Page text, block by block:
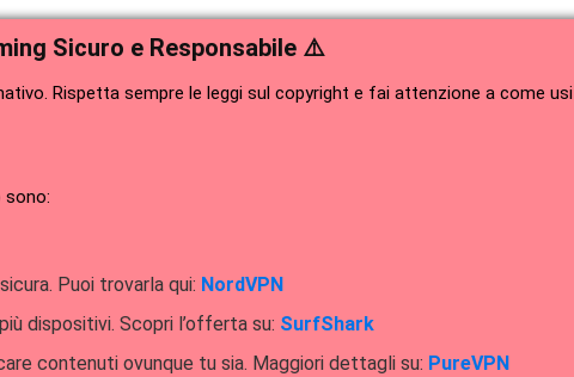
Sicuro e Responsabile ⚠️
Rispetta sempre le leggi sul copyright e fai attenzione a come usi
sono:
Puoi trovarla qui: NordVPN
dispositivi. Scopri l’offerta su: SurfShark
contenuti ovunque tu sia. Maggiori dettagli su: PureVPN